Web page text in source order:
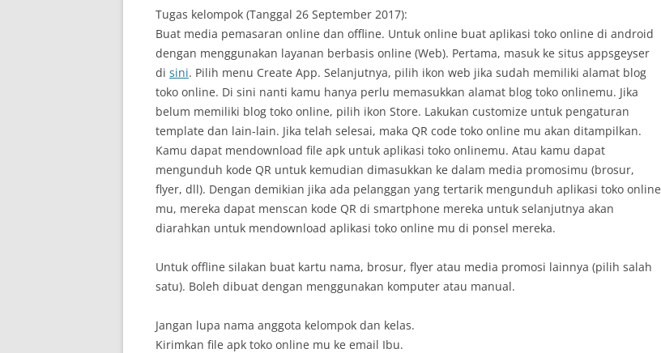
Tugas kelompok (Tanggal 26 September 2017):
Buat media pemasaran online dan offline. Untuk online buat aplikasi toko online di android
dengan menggunakan layanan berbasis online (Web). Pertama, masuk ke situs appsgeyser
di sini. Pilih menu Create App. Selanjutnya, pilih ikon web jika sudah memiliki alamat blog
toko online. Di sini nanti kamu hanya perlu memasukkan alamat blog toko onlinemu. Jika
belum memiliki blog toko online, pilih ikon Store. Lakukan customize untuk pengaturan
template dan lain-lain. Jika telah selesai, maka QR code toko online mu akan ditampilkan.
Kamu dapat mendownload file apk untuk aplikasi toko onlinemu. Atau kamu dapat
mengunduh kode QR untuk kemudian dimasukkan ke dalam media promosimu (brosur,
flyer, dll). Dengan demikian jika ada pelanggan yang tertarik mengunduh aplikasi toko online
mu, mereka dapat menscan kode QR di smartphone mereka untuk selanjutnya akan
diarahkan untuk mendownload aplikasi toko online mu di ponsel mereka.
Untuk offline silakan buat kartu nama, brosur, flyer atau media promosi lainnya (pilih salah
satu). Boleh dibuat dengan menggunakan komputer atau manual.
Jangan lupa nama anggota kelompok dan kelas.
Kirimkan file apk toko online mu ke email Ibu.